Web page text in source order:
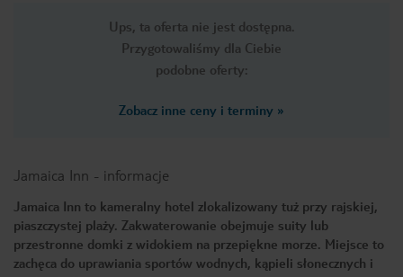
Ups, ta oferta nie jest dostępna.
Przygotowaliśmy dla Ciebie
podobne oferty:
Zobacz inne ceny i terminy »
Jamaica Inn - informacje
Jamaica Inn to kameralny hotel zlokalizowany tuż przy rajskiej,
piaszczystej plaży. Zakwaterowanie obejmuje suity lub
przestronne domki z widokiem na przepiękne morze. Miejsce to
zachęca do uprawiania sportów wodnych, kąpieli słonecznych i